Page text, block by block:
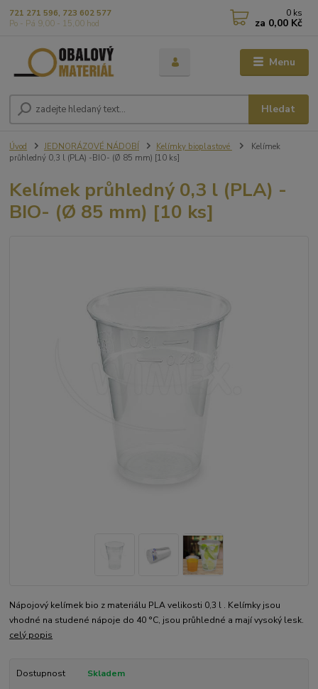
Menu
Hledat
721 271 596, 723 602 577
Po - Pá 9,00 - 15,00 hod
0 ks
za 0,00 Kč
Úvod JEDNORÁZOVÉ NÁDOBÍ Kelímky bioplastové
Kelímek
průhledný 0,3 l (PLA) -BIO- (Ø 85 mm) [10 ks]
Kelímek průhledný 0,3 l (PLA) -
BIO- (Ø 85 mm) [10 ks]
Nápojový kelímek bio z materiálu PLA velikosti 0,3 l . Kelímky jsou
vhodné na studené nápoje do 40 °C, jsou průhledné a mají vysoký lesk.
celý popis
Dostupnost Skladem